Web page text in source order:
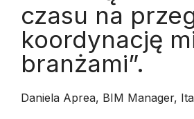
czasu na
koordynację
branżami”.
Daniela Aprea, BIM Manager,